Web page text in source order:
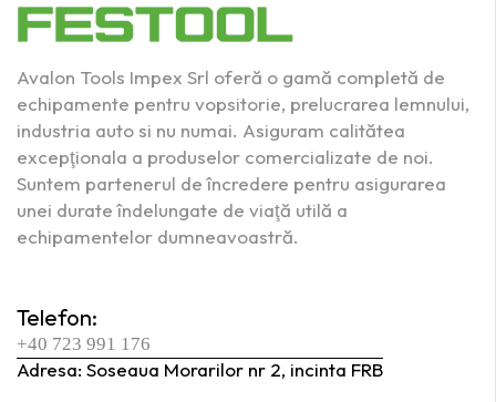
Avalon Tools Impex Srl oferă o gamă completă de
echipamente pentru vopsitorie, prelucrarea lemnului,
industria auto si nu numai. Asiguram calitătea
excepţionala a produselor comercializate de noi.
Suntem partenerul de încredere pentru asigurarea
unei durate îndelungate de viaţă utilă a
echipamentelor dumneavoastră.
Telefon:
+40 723 991 176
Adresa: Soseaua Morarilor nr 2, incinta FRB